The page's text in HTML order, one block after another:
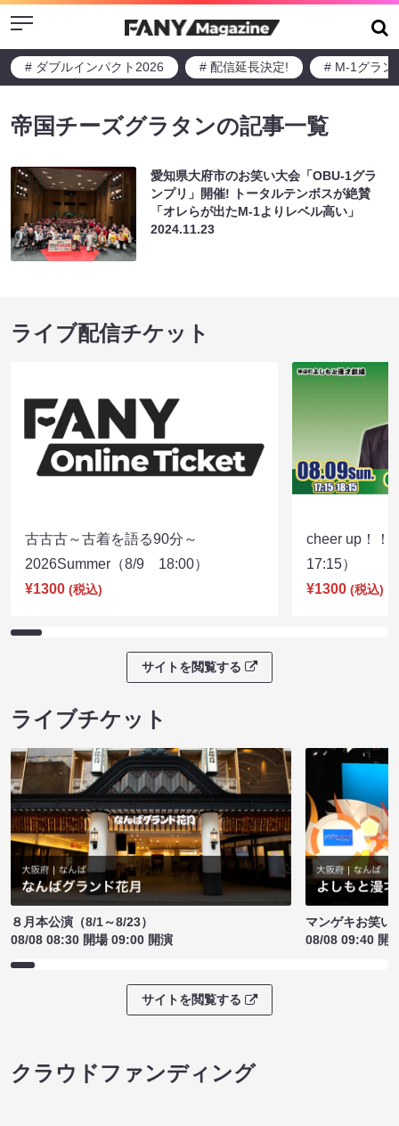
Menu
# ダブルインパクト2026 # 配信延長決定! # M-1グラン
帝国チーズグラタンの記事一覧
愛知県大府市のお笑い大会「OBU-1グラ
ンプリ」開催! トータルテンボスが絶賛
「オレらが出たM-1よりレベル高い」
2024.11.23
ライブ配信チケット
古古古～古着を語る90分～
2026Summer（8/9 18:00）
¥1300 (税込)
cheer up！
17:15）
¥1300 (税込)
サイトを閲覧する
ライブチケット
８月本公演（8/1～8/23）
08/08 08:30 開場 09:00 開演
マンゲキお笑い
08/08 09:40 開
サイトを閲覧する
クラウドファンディング